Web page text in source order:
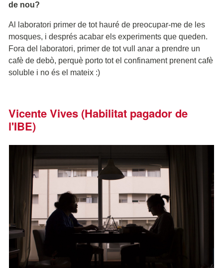
de nou?
Al laboratori primer de tot hauré de preocupar-me de les
mosques, i després acabar els experiments que queden.
Fora del laboratori, primer de tot vull anar a prendre un
cafè de debò, perquè porto tot el confinament prenent cafè
soluble i no és el mateix :)
Vicente Vives (Habilitat pagador de
l'IBE)